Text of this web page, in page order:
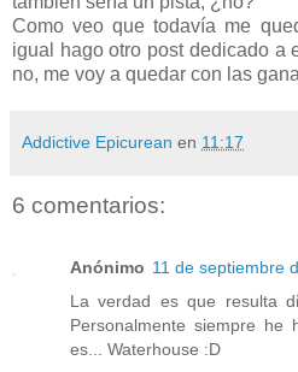
Como veo que todavía me
igual hago otro post dedicado a
no, me voy a quedar con las
Addictive Epicurean en 11:17
6 comentarios:
Anónimo 11 de septiembre
La verdad es que resulta
Personalmente siempre he
es... Waterhouse :D